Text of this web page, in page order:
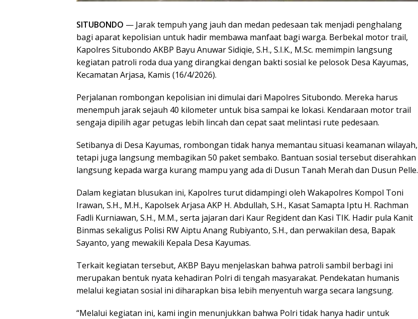
SITUBONDO — Jarak tempuh yang jauh dan medan pedesaan tak menjadi penghalang
bagi aparat kepolisian untuk hadir membawa manfaat bagi warga. Berbekal motor trail,
Kapolres Situbondo AKBP Bayu Anuwar Sidiqie, S.H., S.I.K., M.Sc. memimpin langsung
kegiatan patroli roda dua yang dirangkai dengan bakti sosial ke pelosok Desa Kayumas,
Kecamatan Arjasa, Kamis (16/4/2026).
Perjalanan rombongan kepolisian ini dimulai dari Mapolres Situbondo. Mereka harus
menempuh jarak sejauh 40 kilometer untuk bisa sampai ke lokasi. Kendaraan motor trail
sengaja dipilih agar petugas lebih lincah dan cepat saat melintasi rute pedesaan.
Setibanya di Desa Kayumas, rombongan tidak hanya memantau situasi keamanan wilayah,
tetapi juga langsung membagikan 50 paket sembako. Bantuan sosial tersebut diserahkan
langsung kepada warga kurang mampu yang ada di Dusun Tanah Merah dan Dusun Pelle.
Dalam kegiatan blusukan ini, Kapolres turut didampingi oleh Wakapolres Kompol Toni
Irawan, S.H., M.H., Kapolsek Arjasa AKP H. Abdullah, S.H., Kasat Samapta Iptu H. Rachman
Fadli Kurniawan, S.H., M.M., serta jajaran dari Kaur Regident dan Kasi TIK. Hadir pula Kanit
Binmas sekaligus Polisi RW Aiptu Anang Rubiyanto, S.H., dan perwakilan desa, Bapak
Sayanto, yang mewakili Kepala Desa Kayumas.
Terkait kegiatan tersebut, AKBP Bayu menjelaskan bahwa patroli sambil berbagi ini
merupakan bentuk nyata kehadiran Polri di tengah masyarakat. Pendekatan humanis
melalui kegiatan sosial ini diharapkan bisa lebih menyentuh warga secara langsung.
“Melalui kegiatan ini, kami ingin menunjukkan bahwa Polri tidak hanya hadir untuk